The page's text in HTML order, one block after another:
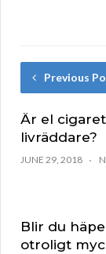
Previous
Är el
livräddare?
JUNE 29, 2018
Blir du
otroligt